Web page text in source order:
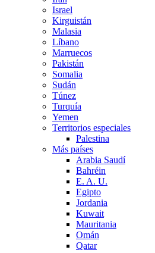
Israel
Kirguistán
Malasia
Líbano
Marruecos
Pakistán
Somalia
Sudán
Túnez
Turquía
Yemen
Territorios especiales
Palestina
Más países
Arabia Saudí
Bahréin
E. A. U.
Egipto
Jordania
Kuwait
Mauritania
Omán
Qatar